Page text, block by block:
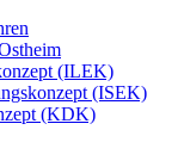
(ILEK)
(ISEK)
(KDK)